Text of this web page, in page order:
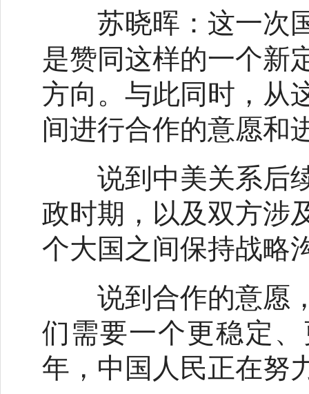
苏晓晖： 这一次
是赞同这样的一个新
方向。与此同时，从
间进行合作的意愿和
说到中美关系后续
政时期，以及双方涉
个大国之间保持战略
说到合作的意愿，
们需要一个更稳定
年，中国人民正在努